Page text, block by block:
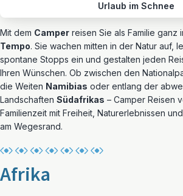
Urlaub im Schnee
Mit dem Camper reisen Sie als Familie ganz
Tempo. Sie wachen mitten in der Natur auf,
spontane Stopps ein und gestalten jeden
Ihren Wünschen. Ob zwischen den
die Weiten Namibias oder entlang der
Landschaften Südafrikas – Camper Reisen
Familienzeit mit Freiheit, Naturerlebnissen
am Wegesrand.
Afrika